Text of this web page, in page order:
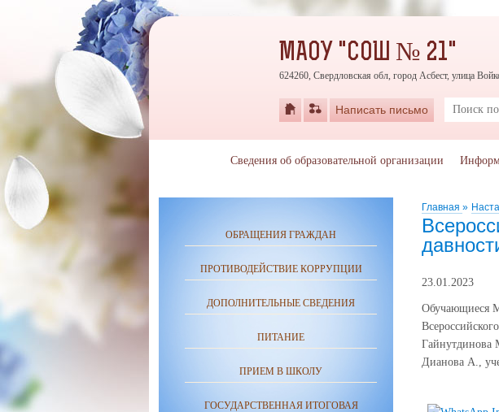
Главная »
23.01.2023
Обучающиеся
Дианова А.,
ОБРАЩЕНИЯ ГРАЖДАН
ПРОТИВОДЕЙСТВИЕ КОРРУПЦИИ
ДОПОЛНИТЕЛЬНЫЕ СВЕДЕНИЯ
ПИТАНИЕ
ПРИЕМ В ШКОЛУ
ГОСУДАРСТВЕННАЯ ИТОГОВАЯ
МАОУ "СОШ № 21"
624260, Свердловская обл, город Асбест, улица
Написать письмо
Сведения об образовательной организации